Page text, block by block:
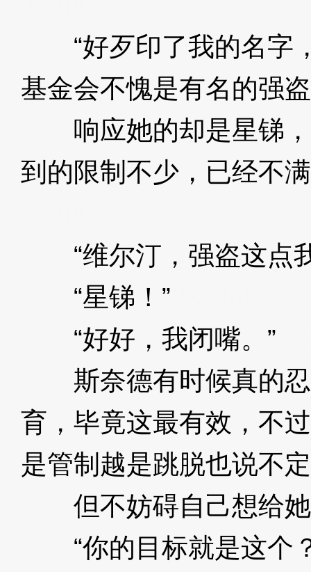
“好歹印了我的名字
基金会不愧是有名的强
响应她的却是星锑，
到的限制不少，已经不
“维尔汀，强盗这点
“星锑！”
“好好，我闭嘴。”
斯奈德有时候真的忍
育，毕竟这最有效，不
是管制越是跳脱也说不
但不妨碍自己想给她
“你的目标就是这个